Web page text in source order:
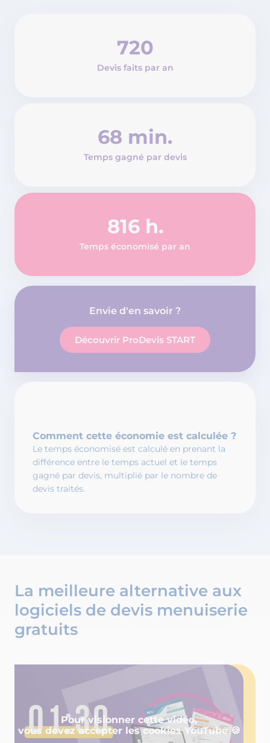
720
Devis faits par an
68 min.
Temps gagné par devis
816 h.
Temps économisé par an
Envie d'en savoir ?
Découvrir ProDevis START
Comment cette économie est calculée ?
Le temps économisé est calculé en prenant la
différence entre le temps actuel et le temps
gagné par devis, multiplié par le nombre de
devis traités.
La meilleure alternative aux
logiciels de devis menuiserie
gratuits
Pour visionner cette vidéo,
vous devez accepter les cookies YouTube 🍪